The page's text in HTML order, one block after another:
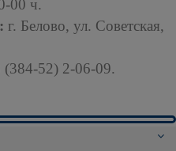
00 ч.
г. Белово, ул. Советская,
(384-52) 2-06-09.